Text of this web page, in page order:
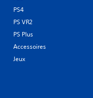
PS4
PS VR2
PS Plus
Accessoires
Jeux